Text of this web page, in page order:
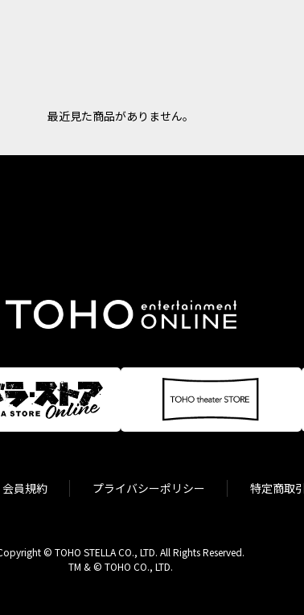
最近見た商品がありません。
会員規約 プライバシーポリシー 特定商取
© TOHO STELLA CO., LTD. All Rights Reserved.
TM & © TOHO CO., LTD.